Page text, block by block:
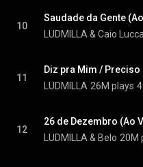
10
Saudade da Gente
LUDMILLA & Caio
11
Diz pra Mim /
LUDMILLA 26M plays
12
26 de Dezembro (Ao
LUDMILLA & Belo 20M